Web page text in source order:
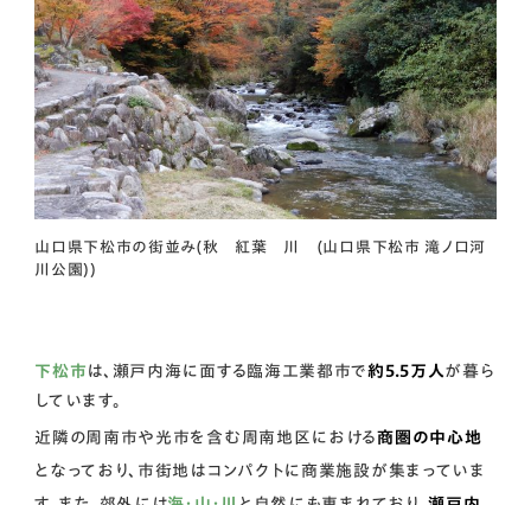
山口県下松市の街並み(秋 紅葉 川 (山口県下松市 滝ノ口河
川公園))
下松市 は、瀬戸内海に面する臨海工業都市で約5.5万人が暮ら
しています。
近隣の周南市や光市を含む周南地区における商圏の中心地
となっており、市街地はコンパクトに商業施設が集まっていま